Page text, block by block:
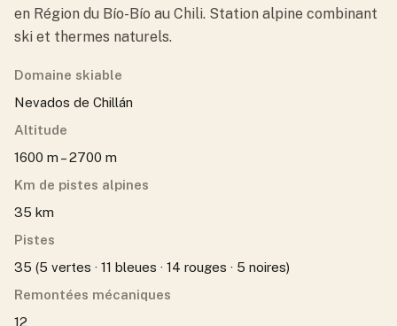
en Région du Bío-Bío au Chili. Station alpine combinant
ski et thermes naturels.
Domaine skiable
Nevados de Chillán
Altitude
1600 m – 2700 m
Km de pistes alpines
35 km
Pistes
35 (5 vertes · 11 bleues · 14 rouges · 5 noires)
Remontées mécaniques
12